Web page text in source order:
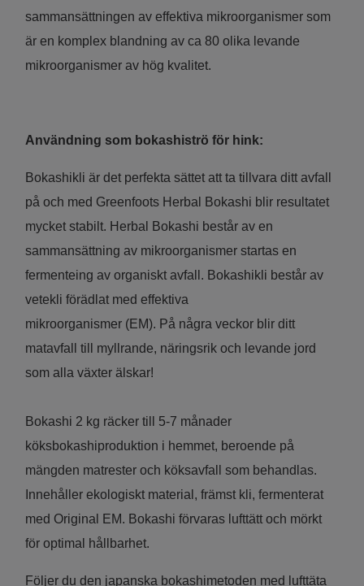
sammansättningen av effektiva mikroorganismer som
är en komplex blandning av ca 80 olika levande
mikroorganismer av hög kvalitet.
Användning som bokashiströ för hink:
Bokashikli är det perfekta sättet att ta tillvara ditt avfall
på och med Greenfoots Herbal Bokashi blir resultatet
mycket stabilt. Herbal Bokashi består av en
sammansättning av mikroorganismer startas en
fermenteing av organiskt avfall. Bokashikli består av
vetekli förädlat med effektiva
mikroorganismer (EM). På några veckor blir ditt
matavfall till myllrande, näringsrik och levande jord
som alla växter älskar!
Bokashi 2 kg räcker till 5-7 månader
köksbokashiproduktion i hemmet, beroende på
mängden matrester och köksavfall som behandlas.
Innehåller ekologiskt material, främst kli, fermenterat
med Original EM. Bokashi förvaras lufttätt och mörkt
för optimal hållbarhet.
Följer du den japanska bokashimetoden med lufttäta